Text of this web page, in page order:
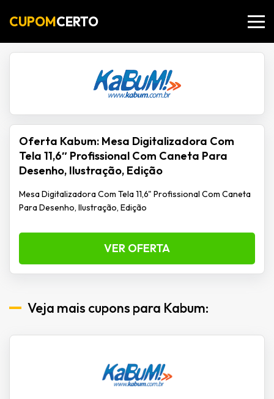
CUPOMCERTO
Oferta Kabum: Mesa Digitalizadora Com
Tela 11,6″ Profissional Com Caneta Para
Desenho, Ilustração, Edição
Mesa Digitalizadora Com Tela 11,6" Profissional Com Caneta
Para Desenho, Ilustração, Edição
VER OFERTA
Veja mais cupons para Kabum: